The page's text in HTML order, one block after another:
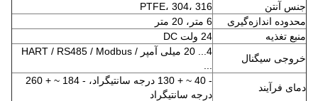
جنس آنتن
PTFE، 304، 316
محدوده اندازه‌گیری
6 متر، 20 متر
منبع تغذیه
24 ولت DC
خروجی سیگنال
4... 20 میلی آمپر / HART / RS485 / Modbus
دمای فرآیند
- 40 ~ + 130 درجه سانتیگراد، - 184 ~ + 260
درجه سانتیگراد